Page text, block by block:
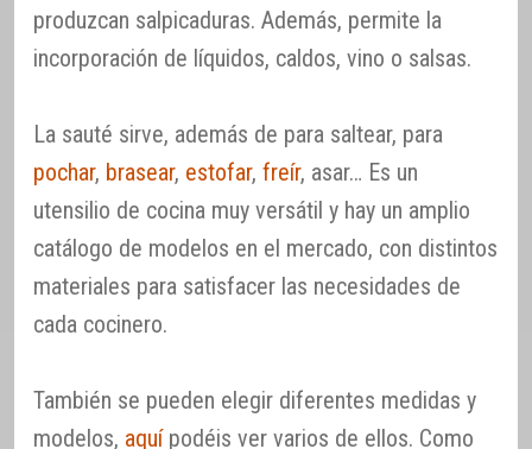
produzcan salpicaduras. Además, permite la
incorporación de líquidos, caldos, vino o salsas.
La sauté sirve, además de para saltear, para
pochar, brasear, estofar, freír, asar… Es un
utensilio de cocina muy versátil y hay un amplio
catálogo de modelos en el mercado, con distintos
materiales para satisfacer las necesidades de
cada cocinero.
También se pueden elegir diferentes medidas y
modelos, aquípodéis ver varios de ellos. Como